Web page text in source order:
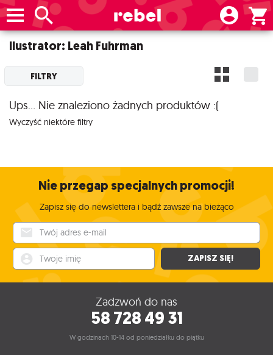
Ilustrator: Leah Fuhrman
FILTRY
Ups... Nie znaleziono żadnych produktów :(
Wyczyść niektóre filtry
Nie przegap specjalnych promocji!
Zapisz się do newslettera i bądź zawsze na bieżąco
ZAPISZ SIĘ!
Zadzwoń do nas
58 728 49 31
W godzinach 10-14 od poniedziałku do piątku